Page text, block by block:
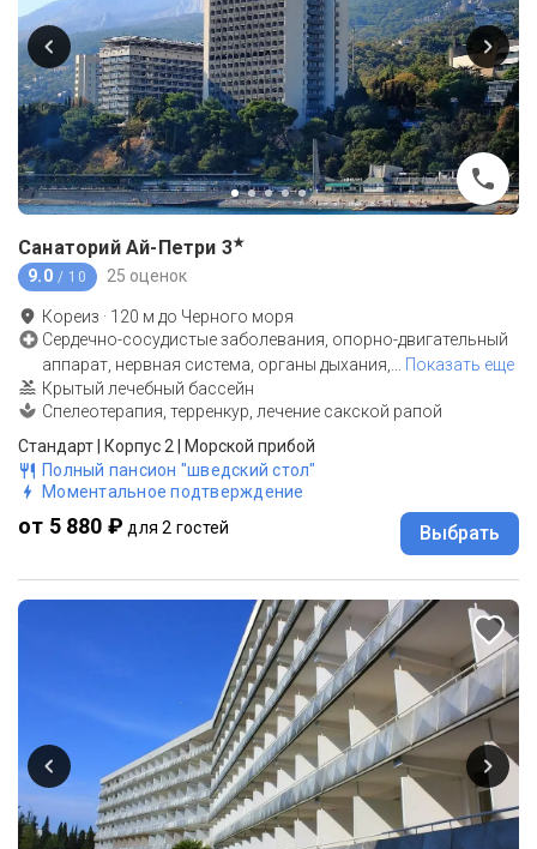
Санаторий Ай-Петри 3★
9.0 / 10 25 оценок
Кореиз · 120 м до Черного моря
Сердечно-сосудистые заболевания, опорно-двигательный
аппарат, нервная система, органы дыхания,
Показать еще
Крытый лечебный бассейн
Спелеотерапия, терренкур, лечение сакской рапой
Стандарт | Корпус 2 | Морской прибой
Полный пансион "шведский стол"
Моментальное подтверждение
от 5 880 ₽ для 2 гостей Выбрать